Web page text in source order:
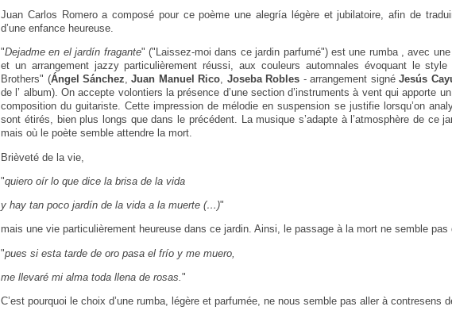
Juan Carlos Romero a composé pour ce poème une alegría légère et jubilatoire, afin de
d’une enfance heureuse.
"Dejadme en el jardín fragante" ("Laissez-moi dans ce jardin parfumé") est une rumba , avec
et un arrangement jazzy particulièrement réussi, aux couleurs automnales évoquant le
Brothers" (Ángel Sánchez,Juan Manuel Rico, Joseba Robles - arrangement signéJesús
de l’ album). On accepte volontiers la présence d’une section d’instruments à vent qui apporte
composition du guitariste. Cette impression de mélodie en suspension se justifie lorsqu’on
sont étirés, bien plus longs que dans le précédent. La musique s’adapte à l’atmosphère de ce
mais où le poète semble attendre la mort.
Brièveté de la vie,
"quiero oír lo que dice la brisa de la vida
y hay tan poco jardín de la vida a la muerte (…)"
mais une vie particulièrement heureuse dans ce jardin. Ainsi, le passage à la mort ne semble pas
"pues si esta tarde de oro pasa el frío y me muero,
me llevaré mi alma toda llena de rosas."
C’est pourquoi le choix d’une rumba, légère et parfumée, ne nous semble pas aller à contresens